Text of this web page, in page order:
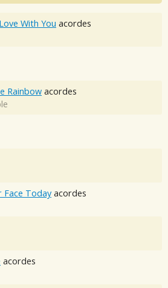
With You acordes
Rainbow acordes
Face Today acordes
acordes